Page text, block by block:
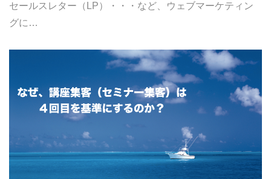
セールスレター（LP）・・・など、ウェブマーケティン
グに…